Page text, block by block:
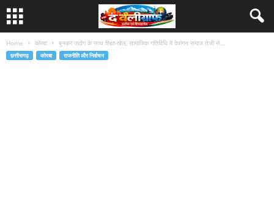
Home कोरबा बुनकर उद्योग के साथ शिक्षा-खेल, सामाजिक गतिविधि में देवांगन समाज तेजी से...
छत्तीसगढ़ कोरबा राजनीति और निर्वाचन